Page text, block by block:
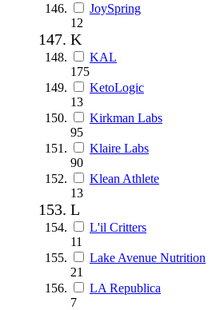
JoySpring
12
K
KAL
175
KetoLogic
13
Kirkman Labs
95
Klaire Labs
90
Klean Athlete
13
L
L'il Critters
11
Lake Avenue Nutrition
21
LA Republica
7